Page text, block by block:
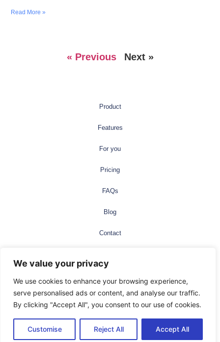
We value your privacy
We use cookies to enhance your browsing experience,
serve personalised ads or content, and analyse our traffic.
By clicking "Accept All", you consent to our use of cookies.
Customise Reject All Accept All
Read More »
« Previous Next »
Product
Features
For you
Pricing
FAQs
Blog
Contact
English Spanish) Español (México)